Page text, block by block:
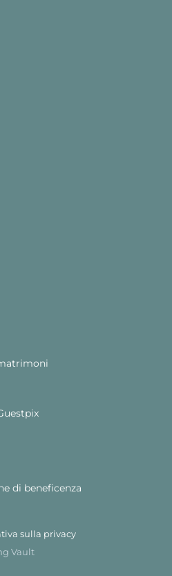
di beneficenza
Vault
sulla privacy